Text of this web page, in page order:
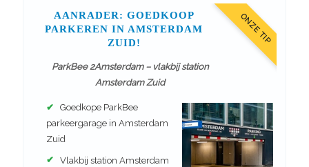
ONZE TIP
AANRADER: GOEDKOOP
PARKEREN IN AMSTERDAM
ZUID!
ParkBee 2Amsterdam – vlakbij station
Amsterdam Zuid
✔
Goedkope ParkBee
parkeergarage in Amsterdam
Zuid
✔
Vlakbij station Amsterdam